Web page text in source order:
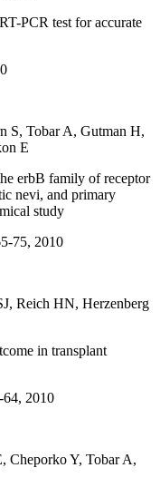
PCR test for accurate
S, Tobar A, Gutman H,
E
erbB family of receptor
nevi, and primary
study
75, 2010
Reich HN, Herzenberg
in transplant
2010
Cheporko Y, Tobar A,